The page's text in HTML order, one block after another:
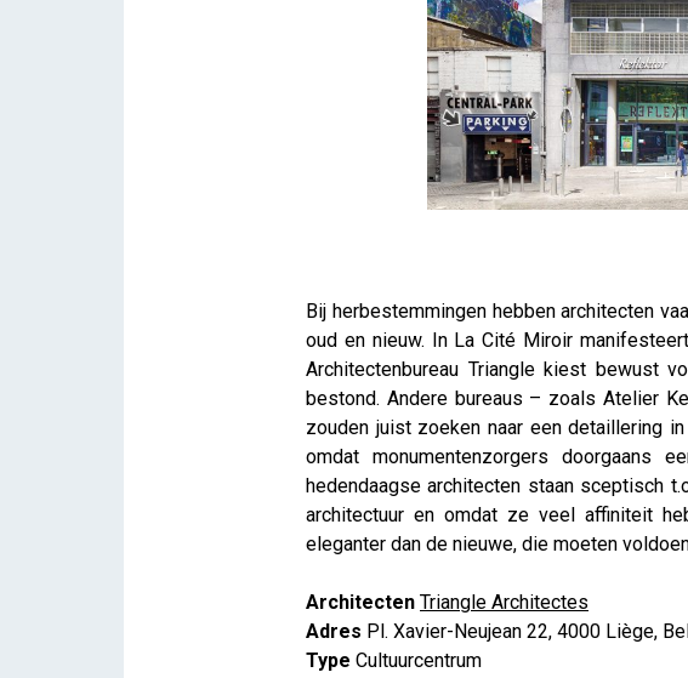
Bij herbestemmingen hebben architecten
oud en nieuw. In La Cité Miroir
Architectenbureau Triangle kiest bewust
bestond. Andere bureaus – zoals Atelier
zouden juist zoeken naar een detaillering
omdat monumentenzorgers doorgaans
hedendaagse architecten staan sceptisch
architectuur en omdat ze veel affiniteit
eleganter dan de nieuwe, die moeten
Architecten Triangle Architectes
Adres Pl. Xavier-Neujean 22, 4000 Liège,
Type Cultuurcentrum